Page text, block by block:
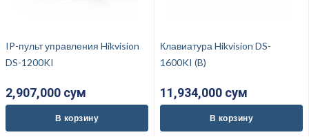
IP-пульт управления Hikvision
DS-1200KI
2,907,000 cум
В корзину
Клавиатура Hikvision DS-
1600KI (B)
11,934,000 cум
В корзину